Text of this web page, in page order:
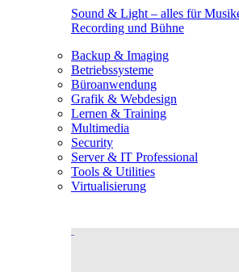
Sound & Light – alles für
Recording und Bühne
Backup & Imaging
Betriebssysteme
Büroanwendung
Grafik & Webdesign
Lernen & Training
Multimedia
Security
Server & IT Professional
Tools & Utilities
Virtualisierung